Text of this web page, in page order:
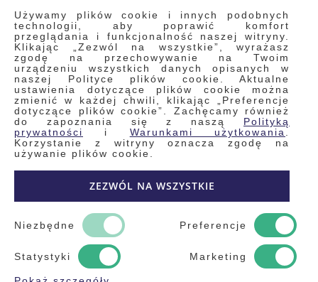
Używamy plików cookie i innych podobnych
technologii, aby poprawić komfort
przeglądania i funkcjonalność naszej witryny.
Klikając „Zezwól na wszystkie”, wyrażasz
zgodę na przechowywanie na Twoim
urządzeniu wszystkich danych opisanych w
naszej Polityce plików cookie. Aktualne
ustawienia dotyczące plików cookie można
zmienić w każdej chwili, klikając „Preferencje
dotyczące plików cookie”. Zachęcamy również
do zapoznania się z naszą Polityką
prywatności
i Warunkami użytkowania
Korzystanie z witryny oznacza zgodę na
używanie plików cookie.
ZEZWÓL NA WSZYSTKIE
Niezbędne Preferencje
Statystyki Marketing
INFORMACJE
Regulamin
Polityka prywatności i pliki cookie
Wyszukiwane frazy
Wyszukiwanie zaawansowane
Zamówienia
Skontaktuj się z nami
Odstąp od umowy
Kontakt